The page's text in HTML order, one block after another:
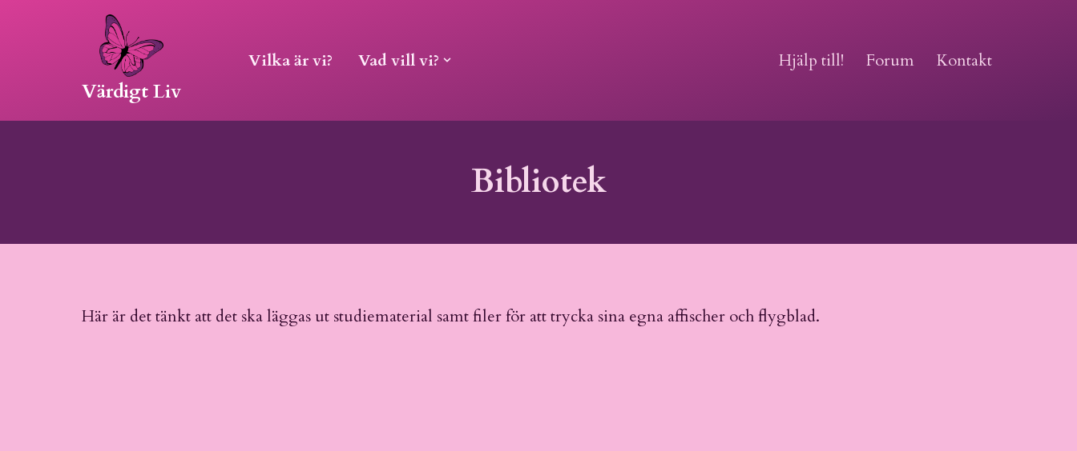
Värdigt Liv
Vilka är vi? Vad vill vi? Hjälp till! Forum Kontakt
Bibliotek
Här är det tänkt att det ska läggas ut studiematerial samt filer för att trycka sina egna affischer och flygblad.